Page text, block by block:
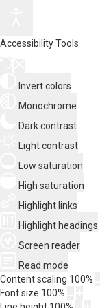
Accessibility Tools
Invert colors
Monochrome
Dark contrast
Light contrast
Low saturation
High saturation
Highlight links
Highlight headings
Screen reader
Read mode
Content scaling 100%
Font size 100%